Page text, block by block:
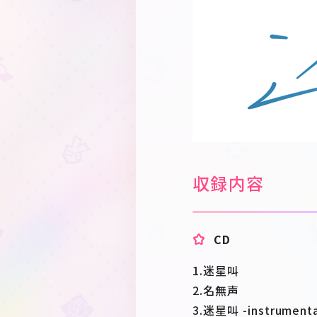
収録内容
CD
1.迷星叫
2.名無声
3.迷星叫 -